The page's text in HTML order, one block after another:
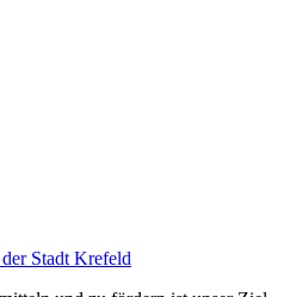
Stadt Krefeld